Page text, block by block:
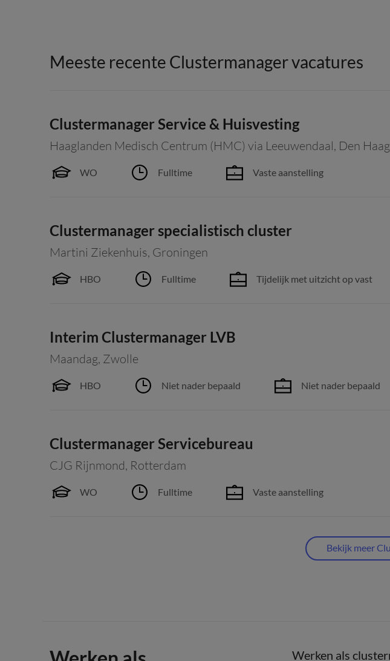
Meeste recente Clustermanager vacatures
Clustermanager Service & Huisvesting
Haaglanden Medisch Centrum (HMC) via Leeuwendaal, Den Haag
WO Fulltime Vaste aanstelling
Clustermanager specialistisch cluster
Martini Ziekenhuis, Groningen
HBO Fulltime Tijdelijk met uitzicht op vast
Interim Clustermanager LVB
Maandag, Zwolle
HBO Niet nader bepaald Niet nader bepaald
Clustermanager Servicebureau
CJG Rijnmond, Rotterdam
WO Fulltime Vaste aanstelling
Bekijk meer
Werken als